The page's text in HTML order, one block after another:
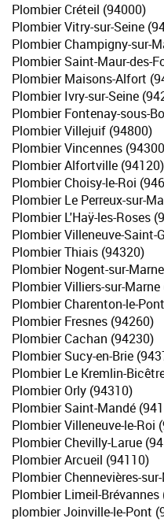
Plombier Créteil (94000)
Plombier Vitry-sur-Seine
Plombier Champigny-sur-
Plombier Saint-Maur-des-
Plombier Maisons-Alfort
Plombier Ivry-sur-Seine
Plombier Fontenay-sous-
Plombier Villejuif (94800)
Plombier Vincennes
Plombier Alfortville (94120)
Plombier Choisy-le-Roi
Plombier Le Perreux-sur-
Plombier L'Haÿ-les-Roses
Plombier Villeneuve-Saint-
Plombier Thiais (94320)
Plombier Nogent-sur-
Plombier Villiers-sur-
Plombier Charenton-le-
Plombier Fresnes (94260)
Plombier Cachan (94230)
Plombier Sucy-en-Brie
Plombier Le Kremlin-
Plombier Orly (94310)
Plombier Saint-Mandé
Plombier Villeneuve-le-Roi
Plombier Chevilly-Larue
Plombier Arcueil (94110)
Plombier Chennevières-
Plombier Limeil-Brévannes
plombier Joinville-le-Pont